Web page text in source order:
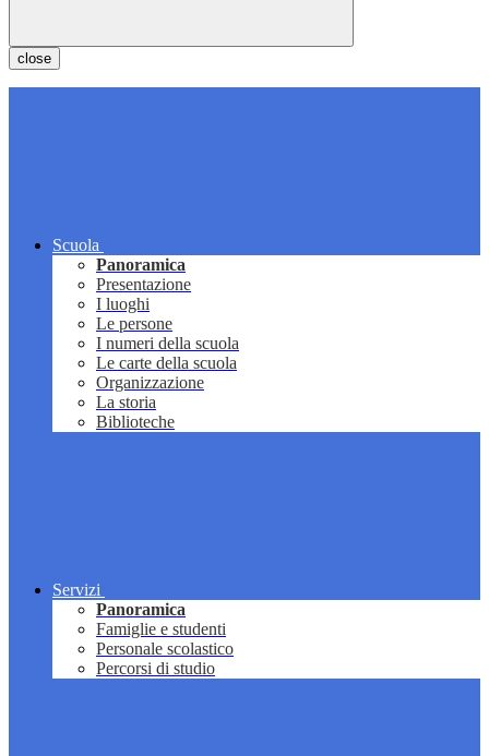
close
Scuola
Panoramica
Presentazione
I luoghi
Le persone
I numeri della scuola
Le carte della scuola
Organizzazione
La storia
Biblioteche
Servizi
Panoramica
Famiglie e studenti
Personale scolastico
Percorsi di studio